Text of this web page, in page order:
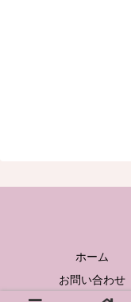
ホーム
お問い合わせ